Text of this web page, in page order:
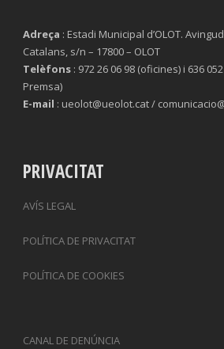
Adreça : Estadi Municipal d’OLOT.
Catalans, s/n – 17800 – OLOT
Telèfons : 972 26 06 98 (oficines) i 636
Premsa)
E-mail : ueolot@ueolot.cat /
PRIVACITAT
AVÍS LEGAL
POLÍTICA DE PRIVACITAT
POLÍTICA DE COOKIES
CANAL DE DENÚNCIA